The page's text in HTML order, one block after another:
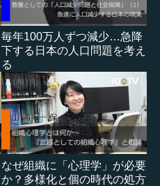
毎年100万人ずつ減少…急降
下する日本の人口問題を考え
る
なぜ組織に「心理学」が必要
か？多様化と個の時代の処方